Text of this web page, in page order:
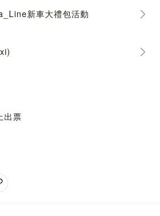
新車大禮包活動
出票